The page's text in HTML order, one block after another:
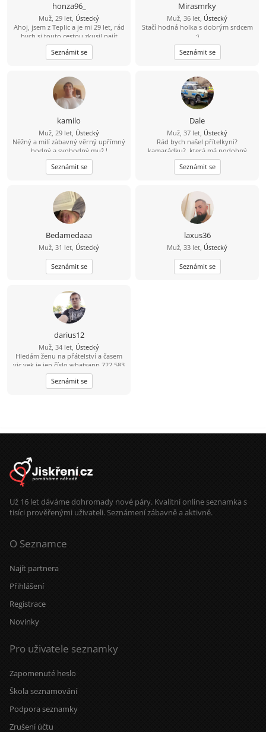
honza96_
Muž, 29 let, Ústecký
Ahoj, jsem z Teplic a je mi 29 let, rád
bych si touto cestou zkusil najít
kamarádku na seznámení s vidinou
vážného vztahu po nějakém čase.
Živim se jako technik měření
cestovaní, po ČR i zahraničí, plavání,
auta, IT - stavba počítačů a celkově
nové technologie.
Seznámit se
Mirasmrky
Muž, 36 let, Ústecký
Stačí hodná holka s dobrým srdcem
:)
Seznámit se
kamilo
Muž, 29 let, Ústecký
Nĕžný a milí zàbavný vĕrný upřímný
hodný a svobodný muž !
Seznámit se
Dale
Muž, 37 let, Ústecký
Rád bych našel přítelkyni?
kamarádku?, která má podobný
pohled na svět. Nevadí, když budeš
mít o nějaký rok víc.
Seznámit se
Bedamedaaa
Muž, 31 let, Ústecký
Seznámit se
laxus36
Muž, 33 let, Ústecký
Seznámit se
darius12
Muž, 34 let, Ústecký
Hledám ženu na přátelství a časem
vic vek je jen číslo whatsapp 722 583
904
Seznámit se
Už 16 let dáváme dohromady nové páry. Kvalitní online seznamka s
tisíci prověřenými uživateli. Seznámení zábavně a aktivně.
O Seznamce
Najít partnera
Přihlášení
Registrace
Novinky
Pro uživatele seznamky
Zapomenuté heslo
Škola seznamování
Podpora seznamky
Zrušení účtu